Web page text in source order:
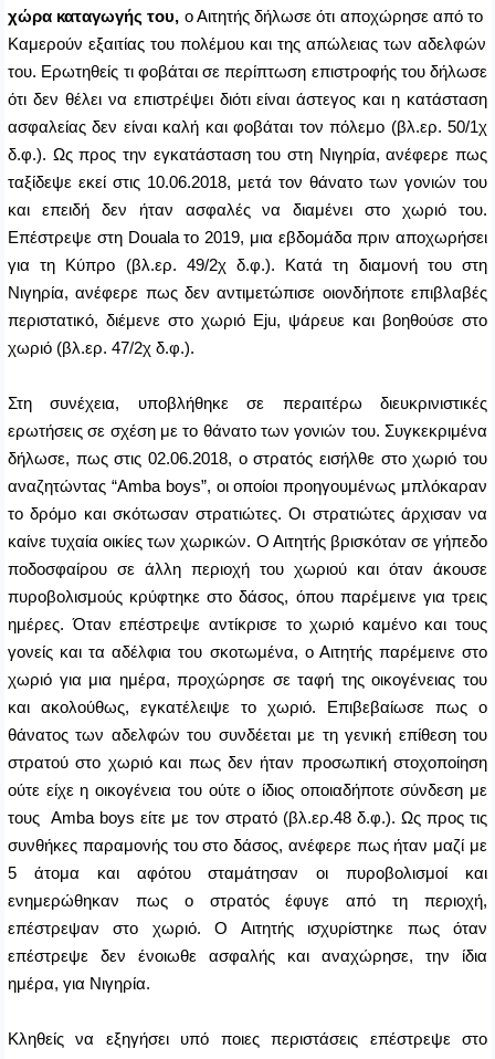
χώρα καταγωγής του, ο Αιτητής δήλωσε ότι αποχώρησε από το
Καμερούν εξαιτίας του πολέμου και της απώλειας των αδελφών
του. Ερωτηθείς τι φοβάται σε περίπτωση επιστροφής του δήλωσε
ότι δεν θέλει να επιστρέψει διότι είναι άστεγος και η κατάσταση
ασφαλείας δεν είναι καλή και φοβάται τον πόλεμο (βλ.ερ. 50/1χ
δ.φ.). Ως προς την εγκατάσταση του στη Νιγηρία, ανέφερε πως
ταξίδεψε εκεί στις 10.06.2018, μετά τον θάνατο των γονιών του
και επειδή δεν ήταν ασφαλές να διαμένει στο χωριό του.
Επέστρεψε στη Doualaτο 2019, μια εβδομάδα πριν αποχωρήσει
για τη Κύπρο (βλ.ερ. 49/2χ δ.φ.). Κατά τη διαμονή του στη
Νιγηρία, ανέφερε πως δεν αντιμετώπισε οιονδήποτε επιβλαβές
περιστατικό, διέμενε στο χωριό Eju, ψάρευε και βοηθούσε στο
χωριό (βλ.ερ. 47/2χ δ.φ.).
Στη συνέχεια, υποβλήθηκε σε περαιτέρω διευκρινιστικές
ερωτήσεις σε σχέση με το θάνατο των γονιών του. Συγκεκριμένα
δήλωσε, πως στις 02.06.2018, ο στρατός εισήλθε στο χωριό του
αναζητώντας “Amba boys”, οι οποίοι προηγουμένως μπλόκαραν
το δρόμο και σκότωσαν στρατιώτες. Οι στρατιώτες άρχισαν να
καίνε τυχαία οικίες των χωρικών. Ο Αιτητής βρισκόταν σε γήπεδο
ποδοσφαίρου σε άλλη περιοχή του χωριού και όταν άκουσε
πυροβολισμούς κρύφτηκε στο δάσος, όπου παρέμεινε για τρεις
ημέρες. Όταν επέστρεψε αντίκρισε το χωριό καμένο και τους
γονείς και τα αδέλφια του σκοτωμένα, ο Αιτητής παρέμεινε στο
χωριό για μια ημέρα, προχώρησε σε ταφή της οικογένειας του
και ακολούθως, εγκατέλειψε το χωριό. Επιβεβαίωσε πως ο
θάνατος των αδελφών του συνδέεται με τη γενική επίθεση του
στρατού στο χωριό και πως δεν ήταν προσωπική στοχοποίηση
ούτε είχε η οικογένεια του ούτε ο ίδιος οποιαδήποτε σύνδεση με
τουςAmba boys είτε με τον στρατό (βλ.ερ.48 δ.φ.). Ως προς τις
συνθήκες παραμονής του στο δάσος, ανέφερε πως ήταν μαζί με
5 άτομα και αφότου σταμάτησαν οι πυροβολισμοί και
ενημερώθηκαν πως ο στρατός έφυγε από τη περιοχή,
επέστρεψαν στο χωριό. Ο Αιτητής ισχυρίστηκε πως όταν
επέστρεψε δεν ένοιωθε ασφαλής και αναχώρησε, την ίδια
ημέρα, για Νιγηρία.
Κληθείς να εξηγήσει υπό ποιες περιστάσεις επέστρεψε στο